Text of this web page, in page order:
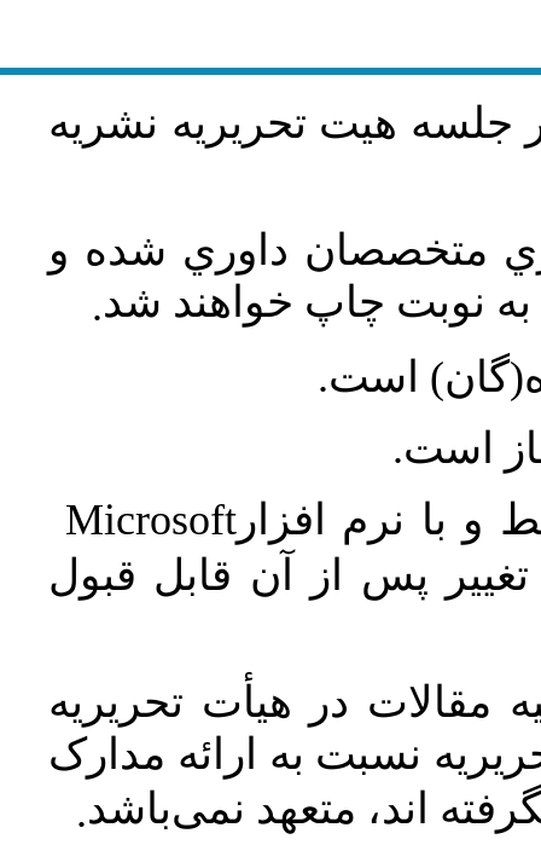
جلسه هيت تحريريه نشريه
متخصصان داوري شده و
نوبت چاپ خواهند شد.
است.
است.
و با نرم افزارMicrosoft
پس از آن قابل قبول
مقالات در هیأت تحریریه
نسبت به ارائه مدارک
اند، متعهد نمی‌باشد.